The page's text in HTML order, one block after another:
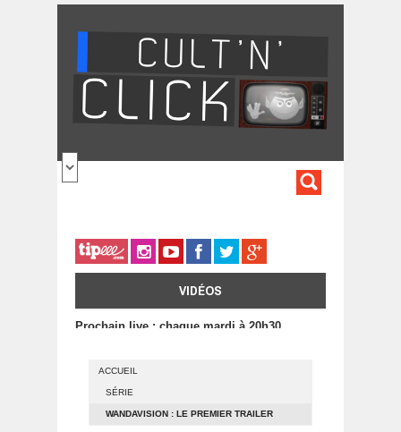
VIDÉOS
Prochain live : chaque mardi à 20h30
ACCUEIL
SÉRIE
WANDAVISION : LE PREMIER TRAILER